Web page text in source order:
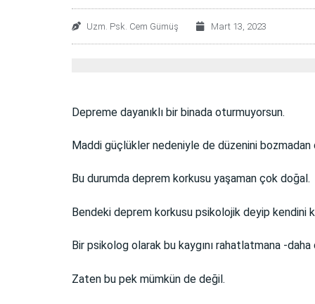
Uzm. Psk. Cem Gümüş Mart 13, 2023
Depreme dayanıklı bir binada oturmuyorsun.
Maddi güçlükler nedeniyle de düzenini
Bu durumda deprem korkusu yaşaman çok doğal.
Bendeki deprem korkusu psikolojik deyip kendini
Bir psikolog olarak bu kaygını rahatlatmana -
Zaten bu pek mümkün de değil.